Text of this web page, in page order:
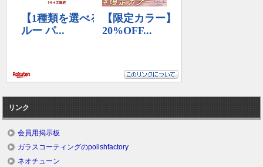
リンク
会員用掲示板
ガラスコーティングのpolishfactory
ネオチューン